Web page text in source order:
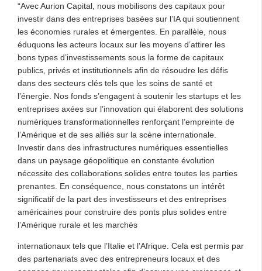
“Avec Aurion Capital, nous mobilisons des capitaux pour
investir dans des entreprises basées sur l’IA qui soutiennent
les économies rurales et émergentes. En parallèle, nous
éduquons les acteurs locaux sur les moyens d’attirer les
bons types d’investissements sous la forme de capitaux
publics, privés et institutionnels afin de résoudre les défis
dans des secteurs clés tels que les soins de santé et
l’énergie. Nos fonds s’engagent à soutenir les startups et les
entreprises axées sur l’innovation qui élaborent des solutions
numériques transformationnelles renforçant l’empreinte de
l’Amérique et de ses alliés sur la scène internationale.
Investir dans des infrastructures numériques essentielles
dans un paysage géopolitique en constante évolution
nécessite des collaborations solides entre toutes les parties
prenantes. En conséquence, nous constatons un intérêt
significatif de la part des investisseurs et des entreprises
américaines pour construire des ponts plus solides entre
l’Amérique rurale et les marchés
internationaux tels que l’Italie et l’Afrique. Cela est permis par
des partenariats avec des entrepreneurs locaux et des